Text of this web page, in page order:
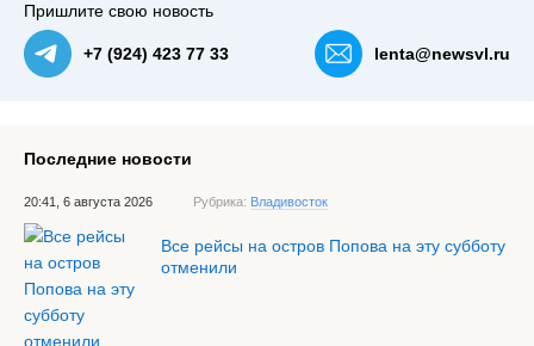
Пришлите свою новость
+7 (924) 423 77 33 lenta@newsvl.ru
Последние новости
20:41, 6 августа 2026 Рубрика: Владивосток
Все рейсы на остров Попова на эту субботу
отменили